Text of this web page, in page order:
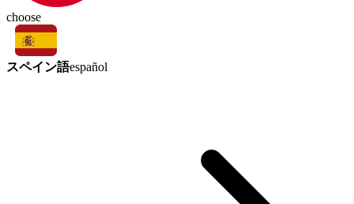
choose
スペイン語español